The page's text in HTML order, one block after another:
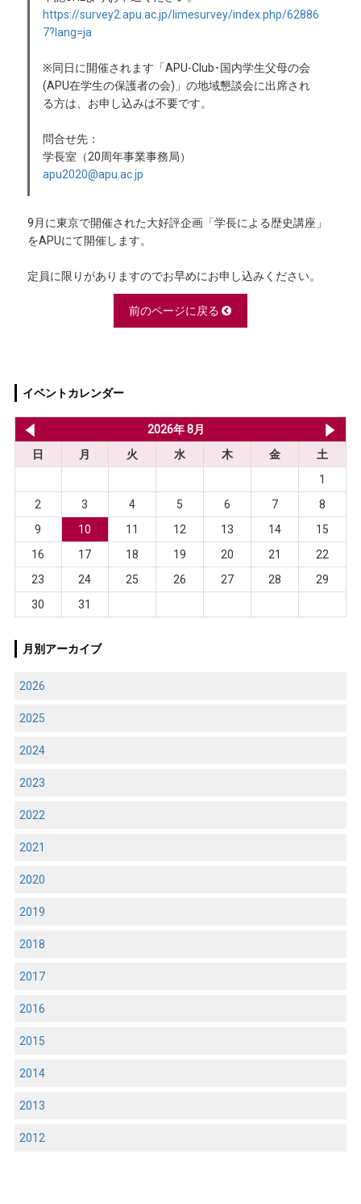
https://survey2.apu.ac.jp/limesurvey/index.php/62886
7?lang=ja
※同日に開催されます「APU-Club･国内学生父母の会
(APU在学生の保護者の会)」の地域懇談会に出席され
る方は、お申し込みは不要です。
問合せ先：
学長室（20周年事業事務局）
apu2020@apu.ac.jp
9月に東京で開催された大好評企画「学長による歴史講座」
をAPUにて開催します。
定員に限りがありますのでお早めにお申し込みください。
前のページに戻る
イベントカレンダー
2026年 8月
日
月 火 水 木 金
土
1
2
3 4 5 6 7
8
9
10 11 12 13 14
15
16
17 18 19 20 21
22
23
24 25 26 27 28
29
30
31
月別アーカイブ
2026
2025
2024
2023
2022
2021
2020
2019
2018
2017
2016
2015
2014
2013
2012